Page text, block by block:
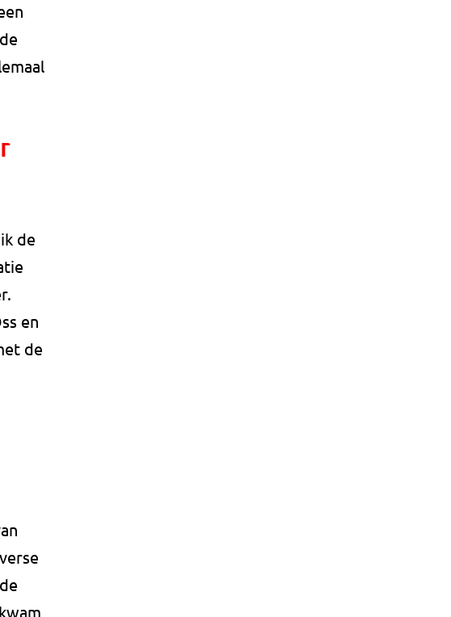
de
en
de